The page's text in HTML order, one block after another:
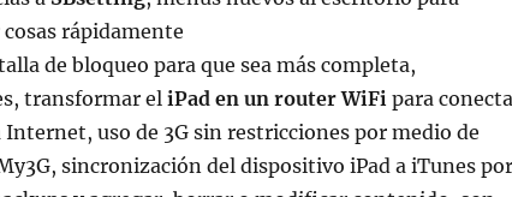
rápidamente
de bloqueo para que sea más completa,
transformar el iPad en un router WiFipara
uso de 3G sin restricciones por medio de
sincronización del dispositivo iPad a iTunes por